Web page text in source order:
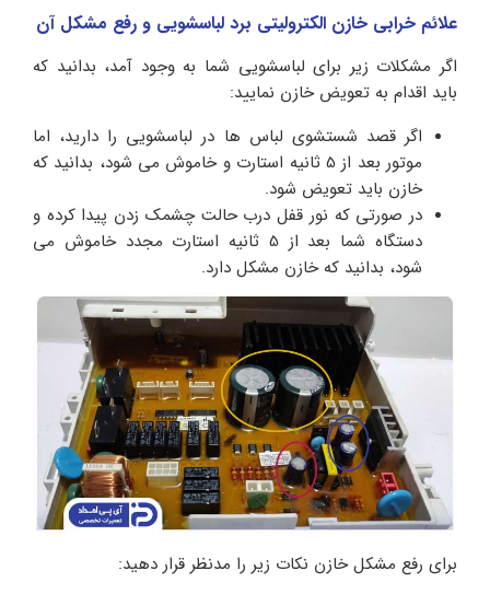
علائم خرابی خازن الکترولیتی برد لباسشویی و رفع مشکل آن
اگر مشکلات زیر برای لباسشویی شما به وجود آمد، بدانید که
باید اقدام به تعویض خازن نمایید:
اگر قصد شستشوی لباس ها در لباسشویی را دارید، اما
موتور بعد از 5 ثانیه استارت و خاموش می شود، بدانید که
خازن باید تعویض شود.
در صورتی که نور قفل درب حالت چشمک زدن پیدا کرده و
دستگاه شما بعد از 5 ثانیه استارت مجدد خاموش می
شود، بدانید که خازن مشکل دارد.
برای رفع مشکل خازن نکات زیر را مدنظر قرار دهید: